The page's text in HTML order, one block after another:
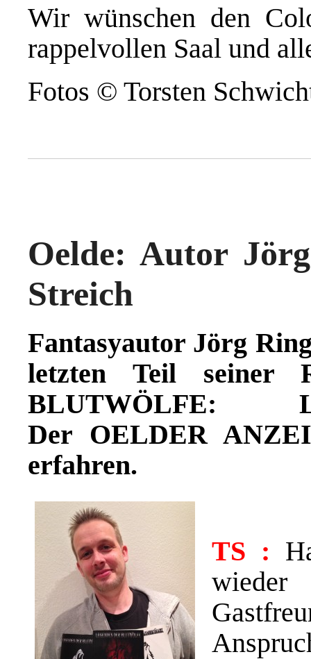
Wir wünschen den
rappelvollen Saal und
Fotos © Torsten
Oelde: Autor
Streich
Fantasyautor Jörg
letzten Teil seiner
BLUTWÖLFE:
Der OELDER
erfahren.
TS :